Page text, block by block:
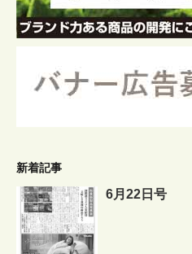
新着記事
6月22日号